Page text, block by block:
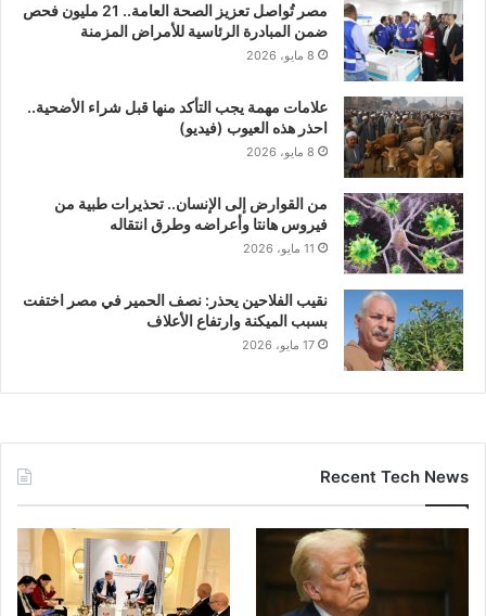
مصر تُواصل تعزيز الصحة العامة.. 21 مليون فحص
ضمن المبادرة الرئاسية للأمراض المزمنة
8 مايو، 2026
علامات مهمة يجب التأكد منها قبل شراء الأضحية..
احذر هذه العيوب (فيديو)
8 مايو، 2026
من القوارض إلى الإنسان.. تحذيرات طبية من
فيروس هانتا وأعراضه وطرق انتقاله
11 مايو، 2026
نقيب الفلاحين يحذر: نصف الحمير في مصر اختفت
بسبب الميكنة وارتفاع الأعلاف
17 مايو، 2026
Recent Tech News